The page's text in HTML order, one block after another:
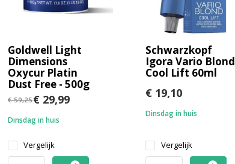
Goldwell Light
Dimensions
Oxycur Platin
Dust Free - 500g
€ 59,25€ 29,99
Dinsdag in huis
Vergelijk
Schwarzkopf
Igora Vario Blond
Cool Lift 60ml
€ 19,10
Dinsdag in huis
Vergelijk